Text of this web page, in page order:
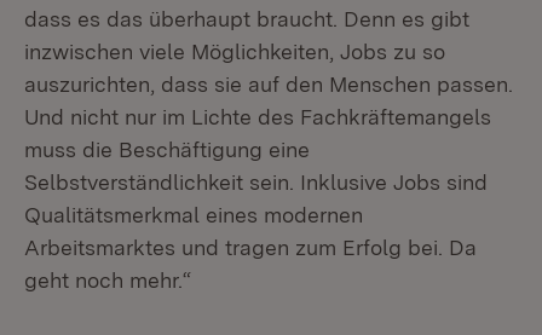
dass es das überhaupt braucht. Denn es gibt
inzwischen viele Möglichkeiten, Jobs zu so
auszurichten, dass sie auf den Menschen passen.
Und nicht nur im Lichte des Fachkräftemangels
muss die Beschäftigung eine
Selbstverständlichkeit sein. Inklusive Jobs sind
Qualitätsmerkmal eines modernen
Arbeitsmarktes und tragen zum Erfolg bei. Da
geht noch mehr.“